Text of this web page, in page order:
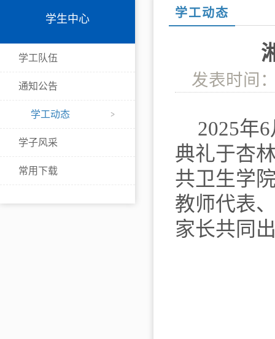
学生中心
学工队伍
通知公告
学工动态
学子风采
常用下载
学工动态
发表时间
2025年6
典礼于杏
共卫生学
教师代表
家长共同